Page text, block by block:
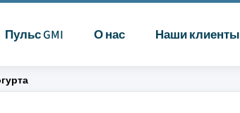
Пульс GMI О нас Наши клиенты